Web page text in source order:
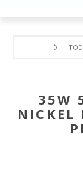
35W
NICKEL